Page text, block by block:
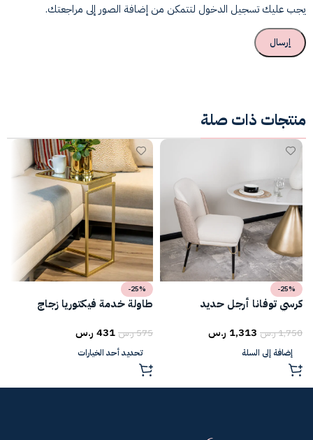
يجب عليك تسجيل الدخول لتتمكن من إضافة الصور إلى مراجعتك.
منتجات ذات صلة
-25%
كرسي توفانا أرجل حديد
1,750ر.س 1,313 ر.س
إضافة إلى السلة
-25%
طاولة خدمة فيكتوريا زجاج
575ر.س431 ر.س
تحديد أحد الخيارات